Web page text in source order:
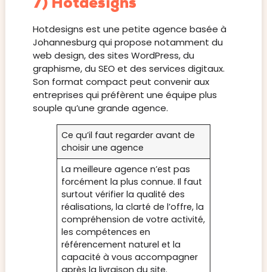
7) Hotdesigns
Hotdesigns est une petite agence basée à
Johannesburg qui propose notamment du
web design, des sites WordPress, du
graphisme, du SEO et des services digitaux.
Son format compact peut convenir aux
entreprises qui préfèrent une équipe plus
souple qu’une grande agence.
Ce qu’il faut regarder avant de
choisir une agence
La meilleure agence n’est pas
forcément la plus connue. Il faut
surtout vérifier la qualité des
réalisations, la clarté de l’offre, la
compréhension de votre activité,
les compétences en
référencement naturel et la
capacité à vous accompagner